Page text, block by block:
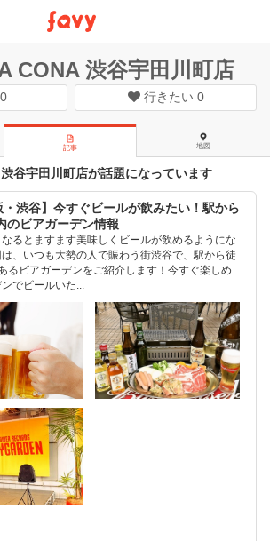
CONA 渋谷宇田川町店
0 行きたい 0
記事 地図
谷宇田川町店が話題になっています
・渋谷】今すぐビールが飲みたい！駅から
のビアガーデン情報
なるとますます美味しくビールが飲めるようにな
、いつも大勢の人で賑わう街渋谷で、駅から徒
るビアガーデンをご紹介します！今すぐ楽しめ
でビールいた...